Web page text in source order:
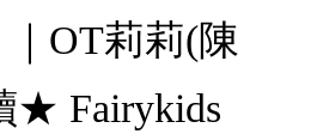
OT莉莉(陳
★ Fairykids